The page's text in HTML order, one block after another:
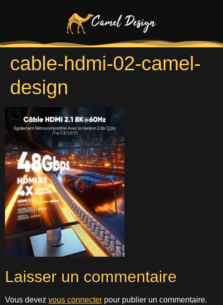
cable-hdmi-02-camel-
design
Laisser un commentaire
Vous devez vous connecter pour publier un commentaire.